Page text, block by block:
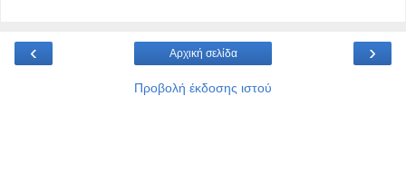
‹ ›
Αρχική σελίδα
Προβολή έκδοσης ιστού